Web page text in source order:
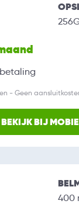
- Geen
BEKIJK BIJ
400